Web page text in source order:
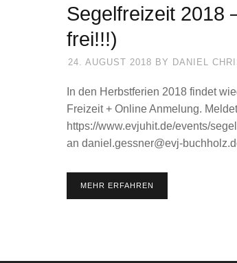
Segelfreizeit 2018
frei!!!)
24. AUGUST 2018 BY DANIEL
In den Herbstferien 2018 findet
Freizeit + Online Anmelung.
https://www.evjuhit.de/events/
an daniel.gessner@evj-
MEHR ERFAHREN